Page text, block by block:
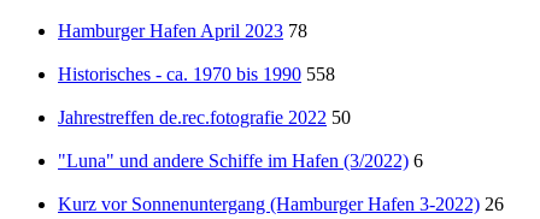
Hamburger Hafen April 2023 78
Historisches - ca. 1970 bis 1990 558
Jahrestreffen de.rec.fotografie 2022 50
"Luna" und andere Schiffe im Hafen (3/2022) 6
Kurz vor Sonnenuntergang (Hamburger Hafen 3-2022) 26